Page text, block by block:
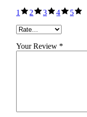
1 2 3 4 5
Your Review *